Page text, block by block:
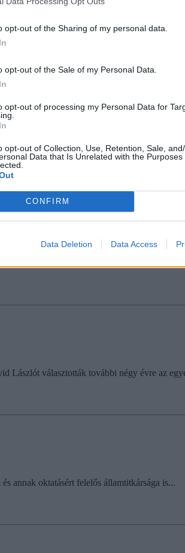
opt-out of the Sharing of my personal data.
opt-out of the Sale of my Personal Data.
opt-out of processing my Personal Data for
opt-out of Collection, Use, Retention, Sale,
Data that Is Unrelated with the Purposes
CONFIRM
Data Deletion Data Access
testülete szerdán véleményezte a...
pályázaton.
rektori posztjára - közölte Spitzmüller Zita,
Lászlót választották további négy évre az
annak oktatásért felelős államtitkársága is...